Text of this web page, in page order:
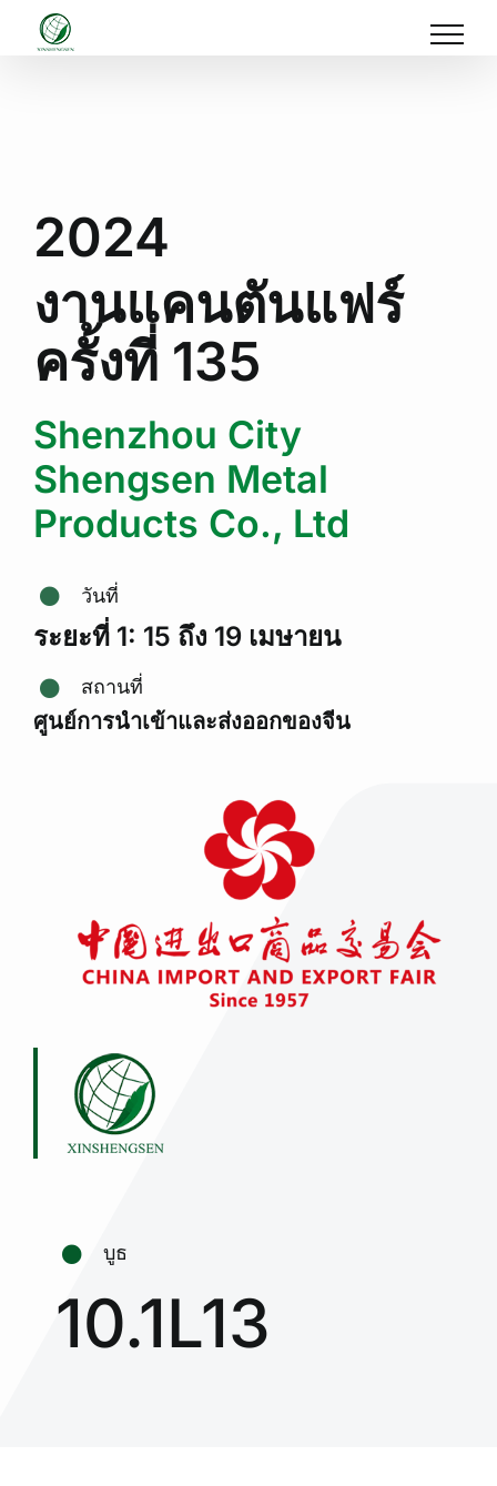
2024
งานแคนตันแฟร์
ครั้งที่ 135
Shenzhou City
Shengsen Metal
Products Co., Ltd
วันที่
ระยะที่ 1: 15 ถึง 19 เมษายน
สถานที่
ศูนย์การนำเข้าและส่งออกของจีน
บูธ
10.1L13